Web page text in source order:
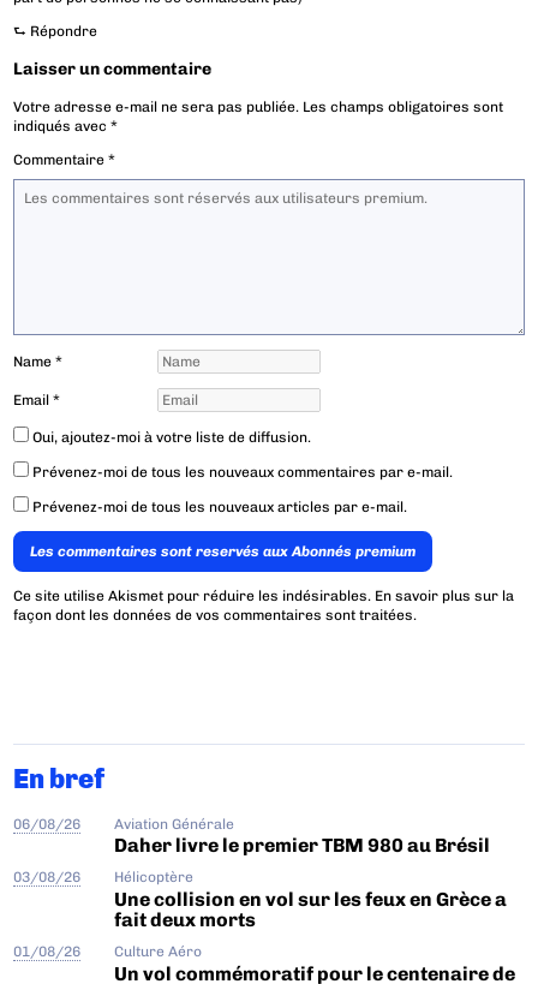
⮑ Répondre
Laisser un commentaire
Votre adresse e-mail ne sera pas publiée. Les champs obligatoires sont
indiqués avec*
Commentaire*
Name*
Email*
Oui, ajoutez-moi à votre liste de diffusion.
Prévenez-moi de tous les nouveaux commentaires par e-mail.
Prévenez-moi de tous les nouveaux articles par e-mail.
Les commentaires sont reservés aux Abonnés premium
Ce site utilise Akismet pour réduire les indésirables. En savoir plus sur la
façon dont les données de vos commentaires sont traitées.
En bref
06/08/26 Aviation Générale
Daher livre le premier TBM 980 au Brésil
03/08/26 Hélicoptère
Une collision en vol sur les feux en Grèce a
fait deux morts
01/08/26 Culture Aéro
Un vol commémoratif pour le centenaire de